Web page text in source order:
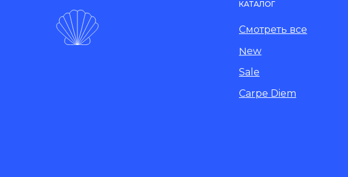
КАТАЛОГ
Carpe Diem
Смотреть все
New
Sale